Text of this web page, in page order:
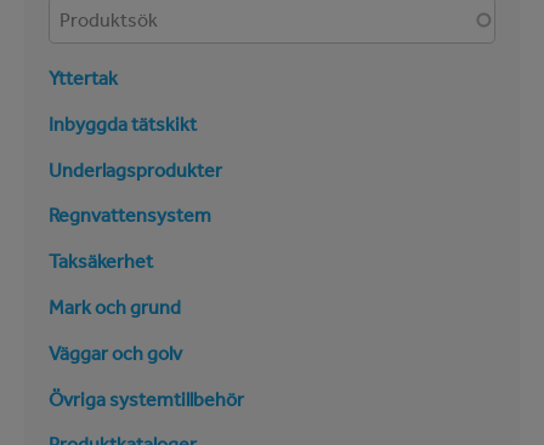
Produkter
Yttertak
Inbyggda tätskikt
Underlagsprodukter
Regnvattensystem
Taksäkerhet
Mark och grund
Väggar och golv
Övriga systemtillbehör